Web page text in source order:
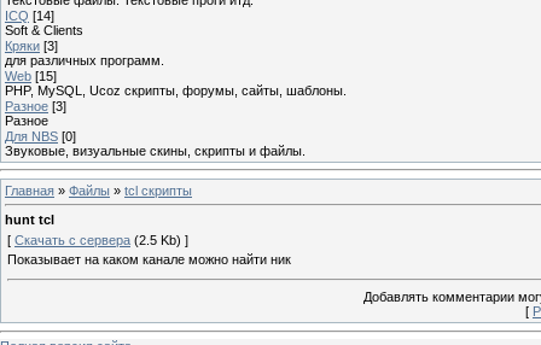
ICQ [14]
Soft & Clients
Кряки [3]
для различных программ.
Web [15]
PHP, MySQL, Ucoz скрипты, форумы, сайты, шаблоны.
Разное [3]
Разное
Для NBS [0]
Звуковые, визуальные скины, скрипты и файлы.
Главная » Файлы » tcl скрипты
hunt tcl
[ Скачать с сервера (2.5 Kb) ]
Показывает на каком канале можно найти ник
Добавлять комментарии
[